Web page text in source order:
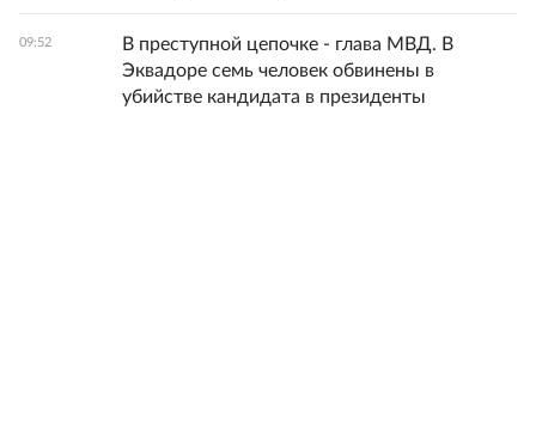
09:52
В преступной цепочке - глава МВД. В
Эквадоре семь человек обвинены в
убийстве кандидата в президенты